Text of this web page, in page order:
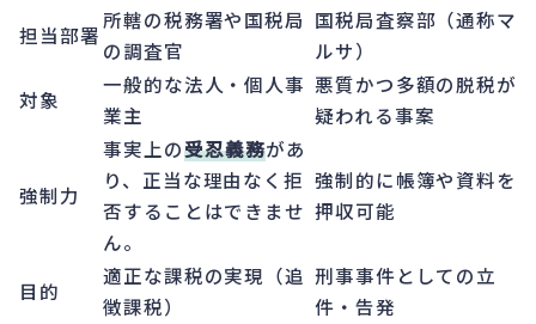
担当部署
所轄の税務署や国税局
の調査官
国税局査察部（通称マ
ルサ）
対象
一般的な法人・個人事
業主
悪質かつ多額の脱税が
疑われる事案
強制力
事実上の受忍義務があ
り、正当な理由なく拒
否することはできませ
ん。
強制的に帳簿や資料を
押収可能
目的
適正な課税の実現（追
徴課税）
刑事事件としての立
件・告発